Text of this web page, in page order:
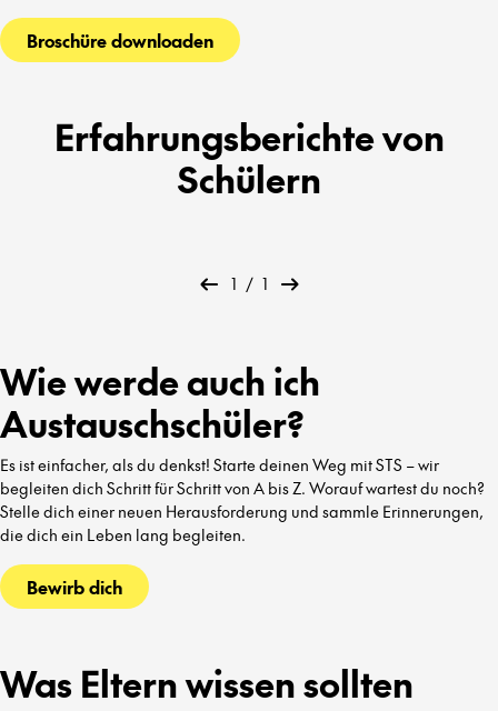
Broschüre downloaden
Erfahrungsberichte von
Schülern
1 / 1
Wie werde auch ich
Austauschschüler?
Es ist einfacher, als du denkst! Starte deinen Weg mit STS – wir
begleiten dich Schritt für Schritt von A bis Z. Worauf wartest du noch?
Stelle dich einer neuen Herausforderung und sammle Erinnerungen,
die dich ein Leben lang begleiten.
Bewirb dich
Was Eltern wissen sollten